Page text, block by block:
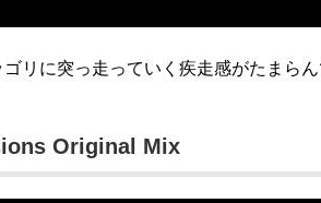
リに突っ走っていく疾走感がたまらん
Original Mix